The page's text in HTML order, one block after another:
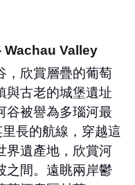
Wachau Valley
，欣賞層疊的葡萄
與古老的城堡遺址
谷被譽為多瑙河最
里長的航線，穿越這
界遺產地，欣賞河
之間。遠眺兩岸鬱